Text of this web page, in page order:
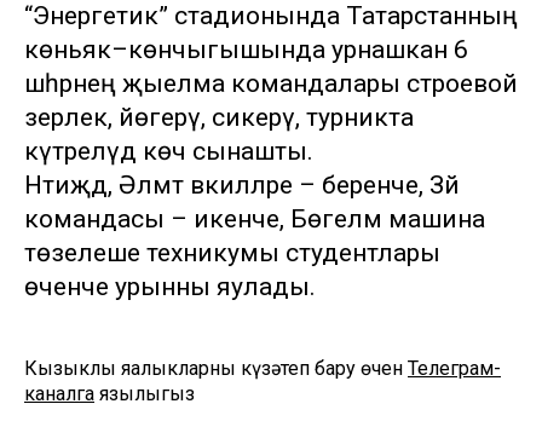
“Энергетик” стадионында Татарстанның
көньяк–көнчыгышында урнашкан 6
шәһәрнең җыелма командалары строевой
әзерлек, йөгерү, сикерү, турникта
күтәрелүдә көч сынашты.
Нәтиҗәдә, Әлмәт вәкилләре – беренче, Зәй
командасы – икенче, Бөгелмә машина
төзелеше техникумы студентлары
өченче урынны яулады.
Кызыклы яңалыкларны күзәтеп бару өчен Телеграм-
каналга язылыгыз